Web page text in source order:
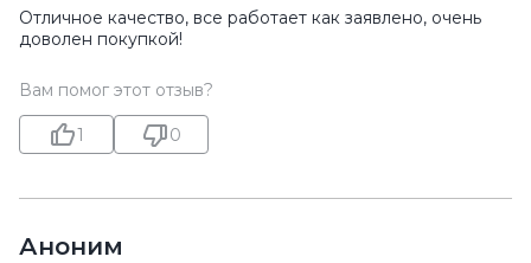
Отличное качество, все работает как заявлено, очень
доволен покупкой!
Вам помог этот отзыв?
1 0
Аноним